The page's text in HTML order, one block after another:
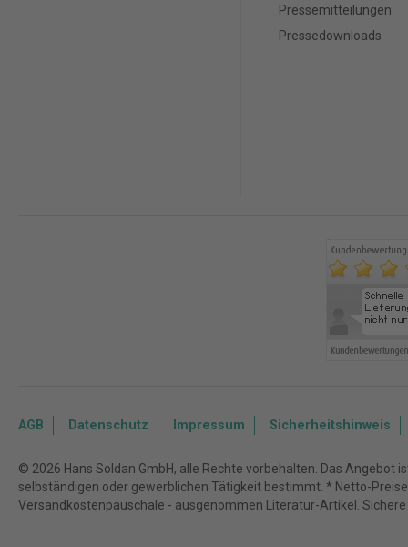
Pressemitteilungen
Pressedownloads
AGB Datenschutz Impressum Sicherheitshinweis
© 2026 Hans Soldan GmbH, alle Rechte vorbehalten. Das
selbständigen oder gewerblichen Tätigkeit bestimmt. * Netto-
Versandkostenpauschale - ausgenommen Literatur-Artikel.